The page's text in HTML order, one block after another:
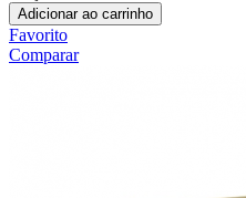
Adicionar ao carrinho
Favorito
Comparar